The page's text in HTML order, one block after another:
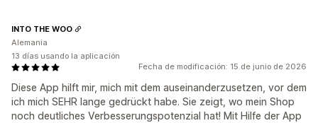
Fecha de modificación: 15 de junio de 2026
Diese App hilft mir, mich mit dem auseinanderzusetzen, vor dem
ich mich SEHR lange gedrückt habe. Sie zeigt, wo mein Shop
noch deutliches Verbesserungspotenzial hat! Mit Hilfe der App
INTO THE WOO
Alemania
13 días usando la aplicación